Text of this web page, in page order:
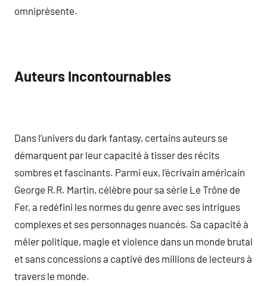
omniprésente.
Auteurs Incontournables
Dans l’univers du dark fantasy, certains auteurs se
démarquent par leur capacité à tisser des récits
sombres et fascinants. Parmi eux, l’écrivain américain
George R.R. Martin, célèbre pour sa série Le Trône de
Fer, a redéfini les normes du genre avec ses intrigues
complexes et ses personnages nuancés. Sa capacité à
mêler politique, magie et violence dans un monde brutal
et sans concessions a captivé des millions de lecteurs à
travers le monde.